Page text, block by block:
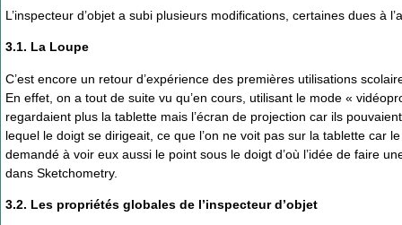
L’inspecteur d’objet a subi plusieurs modifications, certaines dues à
3.1. La Loupe
C’est encore un retour d’expérience des premières utilisations
En effet, on a tout de suite vu qu’en cours, utilisant le mode «
regardaient plus la tablette mais l’écran de projection car ils
lequel le doigt se dirigeait, ce que l’on ne voit pas sur la tablette car
demandé à voir eux aussi le point sous le doigt d’où l’idée de faire
dans Sketchometry.
3.2. Les propriétés globales de l’inspecteur d’objet